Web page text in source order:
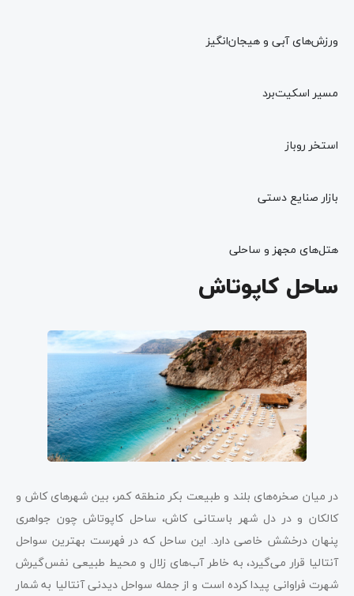
ورزش‌های آبی و هیجان‌انگیز
مسیر اسکیت‌برد
استخر روباز
بازار صنایع دستی
هتل‌های مجهز و ساحلی
ساحل کاپوتاش
در میان صخره‌های بلند و طبیعت بکر منطقه کمر، بین شهرهای کاش و
کالکان و در دل شهر باستانی کاش، ساحل کاپوتاش چون جواهری
پنهان درخشش خاصی دارد. این ساحل که در فهرست بهترین سواحل
آنتالیا قرار می‌گیرد، به خاطر آب‌های زلال و محیط طبیعی نفس‌گیرش
شهرت فراوانی پیدا کرده است و از جمله سواحل دیدنی آنتالیا به شمار